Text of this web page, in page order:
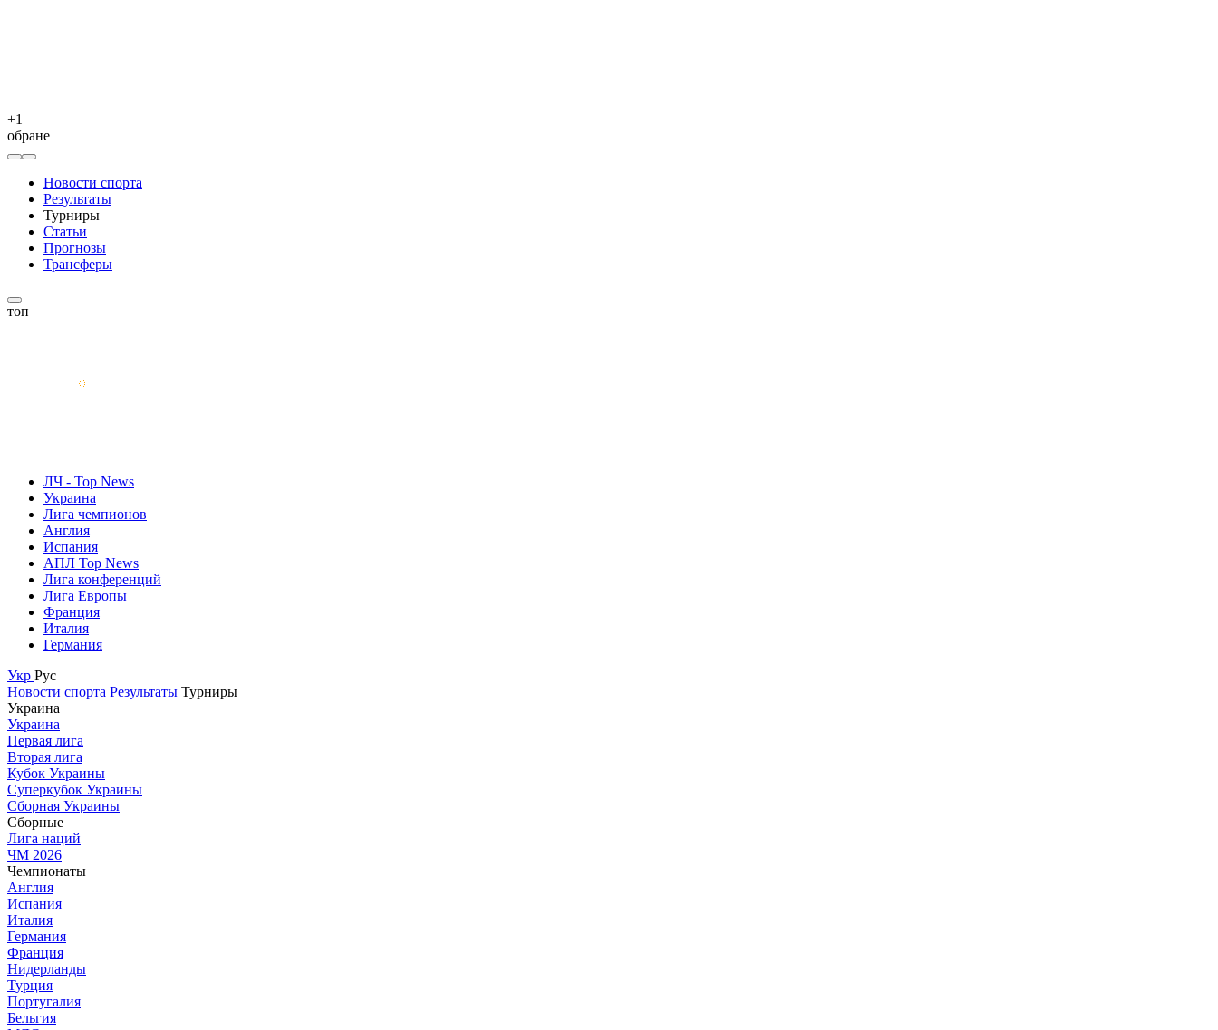
+1
обране
Новости спорта
Результаты
Турниры
Статьи
Прогнозы
Трансферы
топ
ЛЧ - Top News
Украина
Лига чемпионов
Англия
Испания
АПЛ Top News
Лига конференций
Лига Европы
Франция
Италия
Германия
Укр Рус
Новости спорта Результаты Турниры
Украина
Украина
Первая лига
Вторая лига
Кубок Украины
Суперкубок Украины
Сборная Украины
Сборные
Лига наций
ЧМ 2026
Чемпионаты
Англия
Испания
Италия
Германия
Франция
Нидерланды
Турция
Португалия
Бельгия